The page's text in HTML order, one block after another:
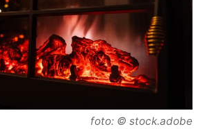
foto: © stock.adobe